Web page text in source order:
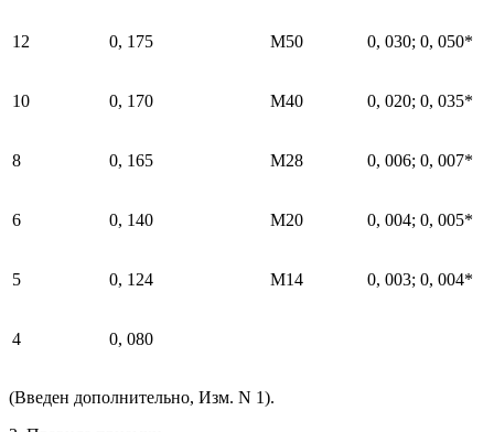
12 0, 175 М50 0, 030; 0, 050*
10 0, 170 М40 0, 020; 0, 035*
8 0, 165 М28 0, 006; 0, 007*
6 0, 140 М20 0, 004; 0, 005*
5 0, 124 М14 0, 003; 0, 004*
4 0, 080
(Введен дополнительно, Изм. N 1).